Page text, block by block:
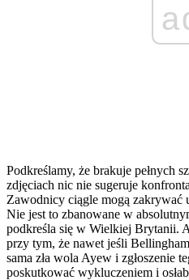
Podkreślamy, że brakuje pełnych
zdjęciach nic nie sugeruje
Zawodnicy ciągle mogą zakrywać
Nie jest to zbanowane w
podkreśla się w Wielkiej Brytanii.
przy tym, że nawet jeśli
sama zła wola Ayew i zgłoszenie
poskutkować wykluczeniem i